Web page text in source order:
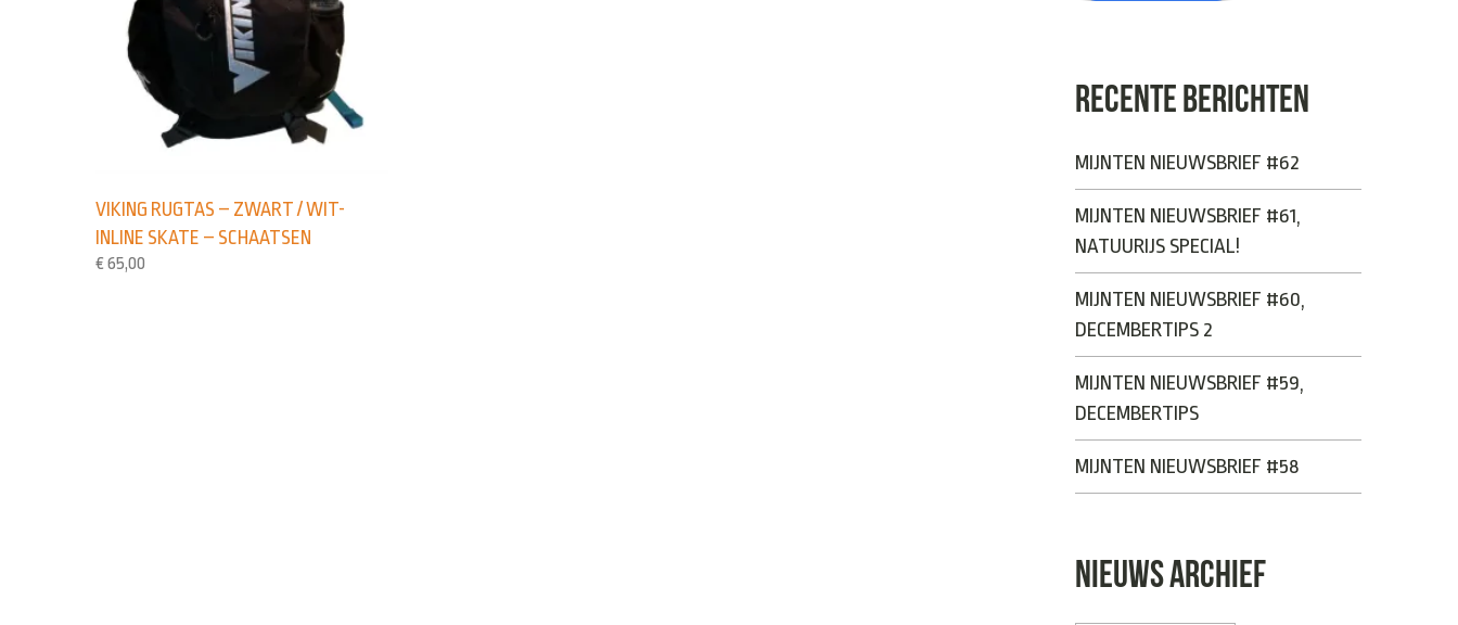
VIKING RUGTAS – ZWART / WIT-
INLINE SKATE – SCHAATSEN
€ 65,00
RECENTE BERICHTEN
MIJNTEN NIEUWSBRIEF #62
MIJNTEN NIEUWSBRIEF #61,
NATUURIJS SPECIAL!
MIJNTEN NIEUWSBRIEF #60,
DECEMBERTIPS 2
MIJNTEN NIEUWSBRIEF #59,
DECEMBERTIPS
MIJNTEN NIEUWSBRIEF #58
NIEUWS ARCHIEF